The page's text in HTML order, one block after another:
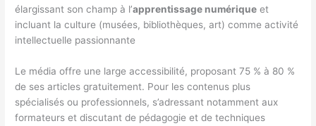
élargissant son champ à l’apprentissage numérique et
incluant la culture (musées, bibliothèques, art) comme activité
intellectuelle passionnante
Le média offre une large accessibilité, proposant 75 % à 80 %
de ses articles gratuitement. Pour les contenus plus
spécialisés ou professionnels, s’adressant notamment aux
formateurs et discutant de pédagogie et de techniques